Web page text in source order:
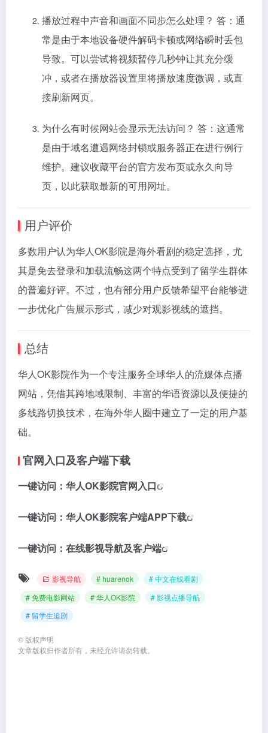
播放过程中声音和画面不同步怎么处理？ 答：通
常是由于本地设备硬件解码卡顿或网络瞬时丢包
导致。可以尝试将视频暂停几秒钟让其充分缓
冲，或者在播放器设置里将播放速度微调，或直
接刷新网页。
为什么有时候网站会显示无法访问？ 答：这通常
是由于域名遭遇网络封锁或服务器正在进行例行
维护。建议收藏平台的官方发布页或永久向导
页，以此获取最新的可用网址。
用户评价
多数用户认为华人OK影院是海外看剧的稳定选择，尤
其是免去登录和加载流畅这两个特点受到了留学生群体
的普遍好评。不过，也有部分用户反馈希望平台能够进
一步优化广告展示形式，减少对观影视线的遮挡。
总结
华人OK影院作为一个专注服务全球华人的流媒体点播
网站，凭借其跨地域限制、丰富的华语资源以及便捷的
多线路切换技术，在海外华人圈中建立了一定的用户基
础。
官网入口及客户端下载
一键访问： 华人OK影院官网入口
一键访问： 华人OK影院客户端APP下载
一键访问： 在线影视导航及客户端
影视导航 # huarenok
# 中文在线看剧
# 免费电影网站
# 华人OK影院
# 影视点播导航
# 留学生追剧
© 版权声明
文章版权归作者所有，未经允许请勿转载。